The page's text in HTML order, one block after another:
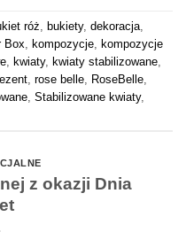
róż bukiety, dekoracja
Box kompozycje kompozycje
kwiaty, kwiaty stabilizowane
rose belle RoseBelle
Stabilizowane kwiaty,
z okazji Dnia